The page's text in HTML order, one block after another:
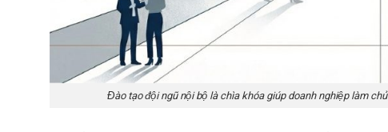
Đào tạo đội ngũ nội bộ là chìa khóa giúp doanh nghiệp làm